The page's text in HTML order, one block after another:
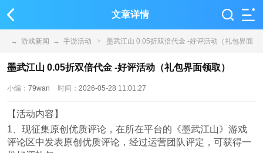
文章详情
→ 游戏新闻 → 手游活动 > 墨武江山 0.05折双倍代金 -好评活动（礼包界面
领取）
墨武江山 0.05折双倍代金 -好评活动（礼包界面领取）
小编： 79wan 时间： 2026-05-28 11:01:27
【活动内容】
1、现征集原创优质评论，在所在平台的《墨武江山》游戏
评论区中发表原创优质评论，经过运营团队评定，可获得一